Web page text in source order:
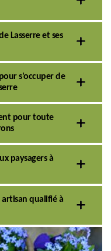
Lasserre et ses
s'occuper de
pour toute
paysagers à
qualifié à